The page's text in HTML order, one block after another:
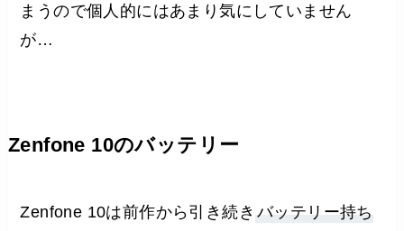
まうので個人的にはあまり気にしていません
が…
Zenfone 10のバッテリー
Zenfone 10は前作から引き続き バッテリー持ち